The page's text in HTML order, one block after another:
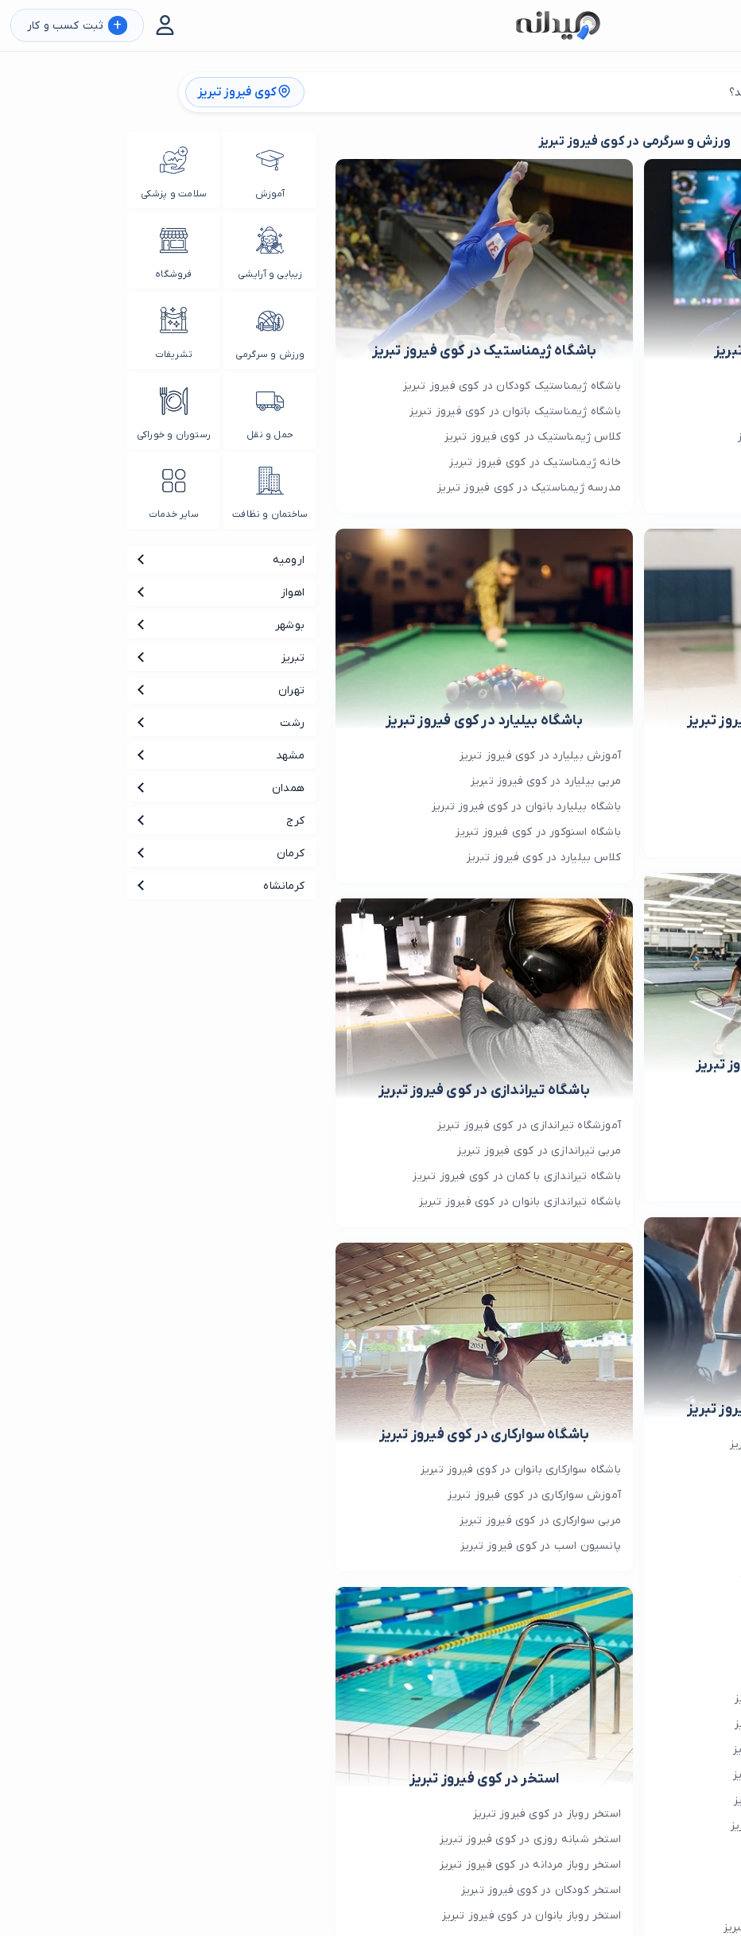
+ ثبت کسب و کار
کوی فیروز تبریز
آموزش سلامت و پزشکی
زیبایی و آرایشی فروشگاه
ورزش و سرگرمی تشریفات
حمل و نقل رستوران و خوراکی
ساختمان و نظافت سایر خدمات
ارومیه
اهواز
بوشهر
تبریز
تهران
رشت
مشهد
همدان
کرج
کرمان
کرمانشاه
ورزش و سرگرمی در کوی فیروز تبریز
تبریز
تبریز
تبریز
باشگاه ژیمناستیک در کوی فیروز تبریز
باشگاه ژیمناستیک کودکان در کوی فیروز تبریز
باشگاه ژیمناستیک بانوان در کوی فیروز تبریز
کلاس ژیمناستیک در کوی فیروز تبریز
خانه ژیمناستیک در کوی فیروز تبریز
مدرسه ژیمناستیک در کوی فیروز تبریز
باشگاه بیلیارد در کوی فیروز تبریز
آموزش بیلیارد در کوی فیروز تبریز
مربی بیلیارد در کوی فیروز تبریز
باشگاه بیلیارد بانوان در کوی فیروز تبریز
باشگاه اسنوکور در کوی فیروز تبریز
کلاس بیلیارد در کوی فیروز تبریز
باشگاه تیراندازی در کوی فیروز تبریز
آموزشگاه تیراندازی در کوی فیروز تبریز
مربی تیراندازی در کوی فیروز تبریز
باشگاه تیراندازی با کمان در کوی فیروز تبریز
باشگاه تیراندازی بانوان در کوی فیروز تبریز
باشگاه سوارکاری در کوی فیروز تبریز
باشگاه سوارکاری بانوان در کوی فیروز تبریز
آموزش سوارکاری در کوی فیروز تبریز
مربی سوارکاری در کوی فیروز تبریز
پانسیون اسب در کوی فیروز تبریز
استخر در کوی فیروز تبریز
استخر روباز در کوی فیروز تبریز
استخر شبانه روزی در کوی فیروز تبریز
استخر روباز مردانه در کوی فیروز تبریز
استخر کودکان در کوی فیروز تبریز
استخر روباز بانوان در کوی فیروز تبریز